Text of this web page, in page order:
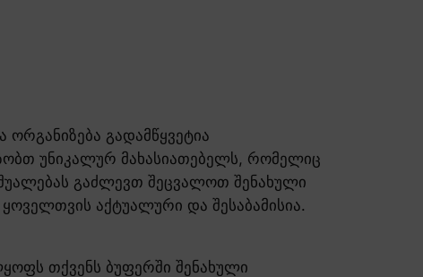
გადამწყვეტია
უნიკალურ მახასიათებელს, რომელიც
გაძლევთ შეცვალოთ შენახული
აქტუალური და შესაბამისია.
თქვენს ბუფერში შენახული